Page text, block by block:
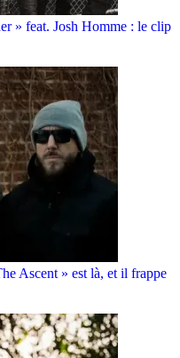
» feat. Josh Homme : le clip
Ascent » est là, et il frappe